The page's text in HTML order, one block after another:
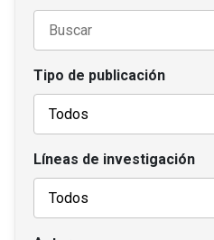
Tipo de publicación
Líneas de investigación